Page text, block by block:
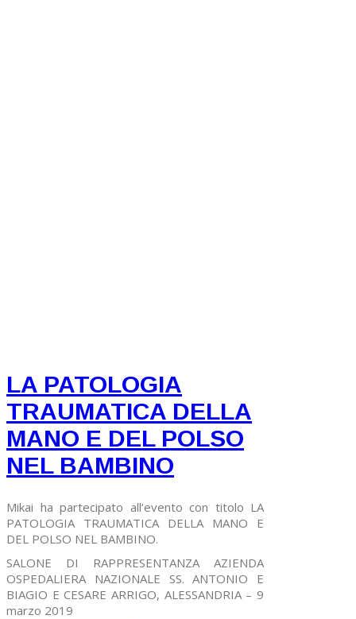
LA PATOLOGIA
TRAUMATICA DELLA
MANO E DEL POLSO
NEL BAMBINO
Mikai ha partecipato all’evento con titolo LA
PATOLOGIA TRAUMATICA DELLA MANO E
DEL POLSO NEL BAMBINO.
SALONE DI RAPPRESENTANZA AZIENDA
OSPEDALIERA NAZIONALE SS. ANTONIO E
BIAGIO E CESARE ARRIGO, ALESSANDRIA – 9
marzo 2019